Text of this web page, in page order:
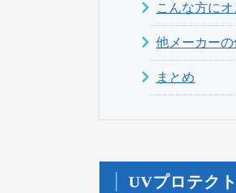
こんな方に
他メーカー
まとめ
UVプロテク